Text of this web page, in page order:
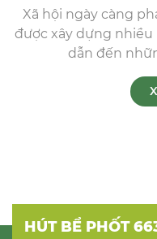
Xã hội ngày càng
được xây dựng nhiều
dẫn đến
HÚT BỂ PHỐT